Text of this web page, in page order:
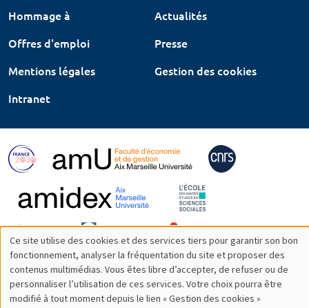
Hommage à
Actualités
Offres d'emploi
Presse
Mentions légales
Gestion des cookies
Intranet
Utilisation
des
Ce site utilise des cookies et des services tiers pour garantir son bon
fonctionnement, analyser la fréquentation du site et proposer des
contenus multimédias. Vous êtes libre d’accepter, de refuser ou de
personnaliser l’utilisation de ces services. Votre choix pourra être
modifié à tout moment depuis le lien « Gestion des cookies »